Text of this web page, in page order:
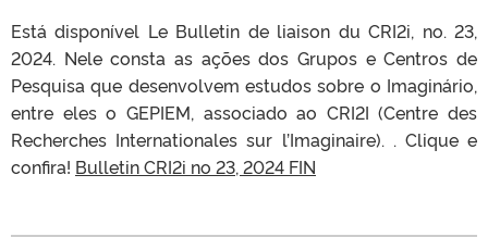
TELEFONES
Está disponível Le Bulletin de liaison du CRI2i, no. 23,
2024. Nele consta as ações dos Grupos e Centros de
Pesquisa que desenvolvem estudos sobre o Imaginário,
entre eles o GEPIEM, associado ao CRI2I (Centre des
Recherches Internationales sur l’Imaginaire). . Clique e
confira! Bulletin CRI2i no 23, 2024 FIN